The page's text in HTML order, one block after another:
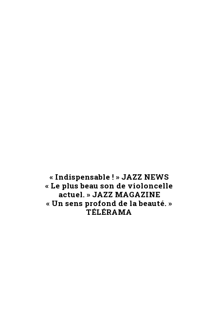
« Indispensable ! » JAZZ NEWS
« Le plus beau son de violoncelle
actuel. » JAZZ MAGAZINE
« Un sens profond de la beauté. »
TÉLÉRAMA